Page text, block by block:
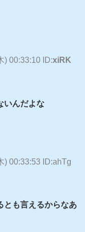
) 00:33:10 ID:xiRK
いんだよな
) 00:33:53 ID:ahTg
とも言えるからなあ